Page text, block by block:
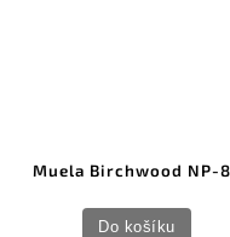
Muela Birchwood NP-8B
Do košíku